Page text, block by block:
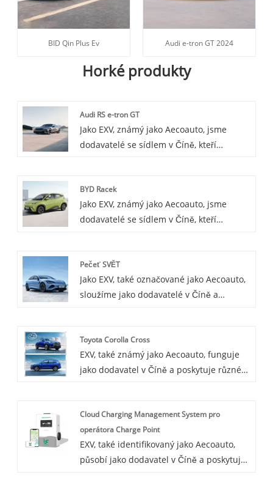
BID Qin Plus Ev Audi e-tron GT 2024
Horké produkty
Audi RS e-tron GT
Jako EXV, známý jako Aecoauto, jsme
dodavatelé se sídlem v Číně, kteří
RS e-tron GT je vysoce výkonná verze e-
tron GT, postavená oddělením RS Audi,
zaměřená na výkon a zážitek z jízdy.
BYD Racek
Jako EXV, známý jako Aecoauto, jsme
dodavatelé se sídlem v Číně, kteří
Seagull má stylový a atmosférický design
exteriéru s prostorným a pohodlným
vnitřním prostorem. Je vybavena
dobrý zážitek z jízdy.
Pečeť SVĚT
Jako EXV, také označované jako Aecoauto,
sloužíme jako dodavatelé v Číně a
kompaktním a flexibilním modelem,
vhodným pro každodenní použití v
městském prostředí. Poskytuje vynikající
Toyota Corolla Cross
EXV, také známý jako Aecoauto, funguje
jako dodavatel v Číně a poskytuje různé
SUV a nejnovější člen rodiny Toyota
Corolla. Kombinuje komfort sedanu s
praktičností SUV, takže je vhodný pro
širokou škálu jízdních scénářů.
Cloud Charging Management System pro
operátora Charge Point
EXV, také identifikovaný jako Aecoauto,
působí jako dodavatel v Číně a poskytuje